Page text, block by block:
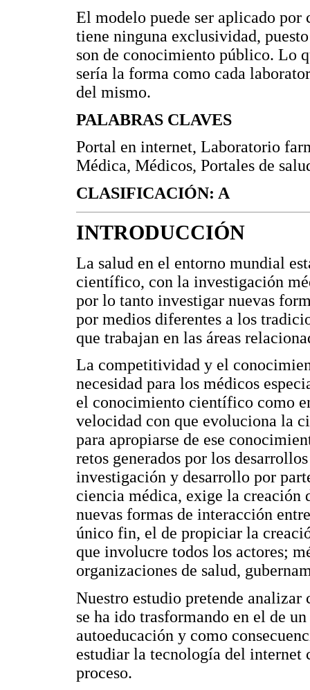
El modelo puede ser aplicado
tiene ninguna exclusividad,
son de conocimiento público. Lo
sería la forma como cada
del mismo.
PALABRAS CLAVES
Portal en internet, Laboratorio
Médica, Médicos, Portales de
CLASIFICACIÓN: A
INTRODUCCIÓN
La salud en el entorno mundial
científico, con la investigación
por lo tanto investigar nuevas
por medios diferentes a los
que trabajan en las áreas
La competitividad y el
necesidad para los médicos
el conocimiento científico como
velocidad con que evoluciona la
para apropiarse de ese
retos generados por los
investigación y desarrollo por
ciencia médica, exige la creación
nuevas formas de interacción
único fin, el de propiciar la
que involucre todos los actores;
organizaciones de salud,
Nuestro estudio pretende
se ha ido trasformando en el de
autoeducación y como
estudiar la tecnología del
proceso.